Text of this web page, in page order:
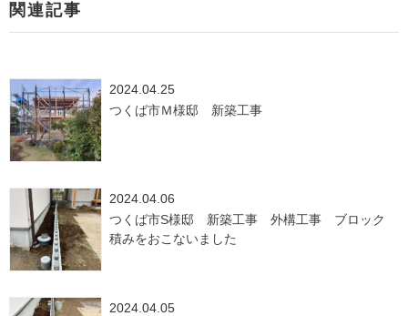
関連記事
2024.04.25
つくば市Ｍ様邸 新築工事
2024.04.06
つくば市S様邸 新築工事 外構工事 ブロック
積みをおこないました
2024.04.05